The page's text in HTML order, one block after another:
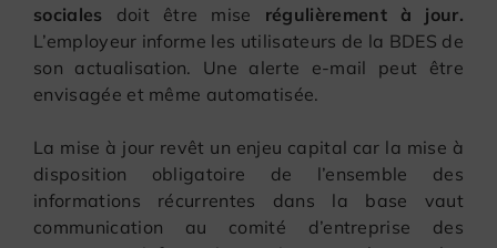
sociales doit être mise régulièrement à jour.
L’employeur informe les utilisateurs de la BDES de
son actualisation. Une alerte e-mail peut être
envisagée et même automatisée.
La mise à jour revêt un enjeu capital car la mise à
disposition obligatoire de l’ensemble des
informations récurrentes dans la base vaut
communication au comité d’entreprise des